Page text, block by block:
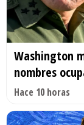
Washington
nombres
Hace 10 horas